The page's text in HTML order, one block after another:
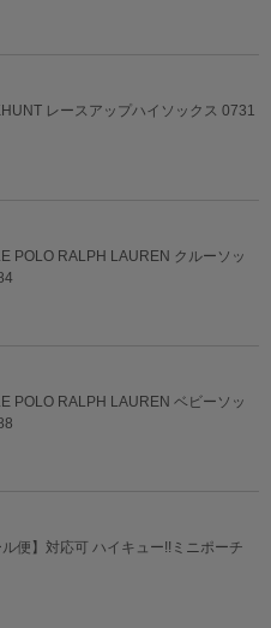
レースアップハイソックス 0731
POLO RALPH LAUREN クルーソッ
POLO RALPH LAUREN ベビーソッ
便】対応可 ハイキュー!!ミニポーチ